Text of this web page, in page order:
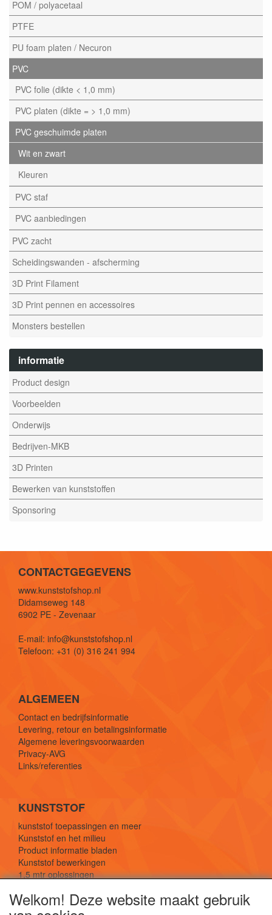
POM / polyacetaal
PTFE
PU foam platen / Necuron
PVC
PVC folie (dikte < 1,0 mm)
PVC platen (dikte = > 1,0 mm)
PVC geschuimde platen
Wit en zwart
Kleuren
PVC staf
PVC aanbiedingen
PVC zacht
Scheidingswanden - afscherming
3D Print Filament
3D Print pennen en accessoires
Monsters bestellen
informatie
Product design
Voorbeelden
Onderwijs
Bedrijven-MKB
3D Printen
Bewerken van kunststoffen
Sponsoring
CONTACTGEGEVENS
www.kunststofshop.nl
Didamseweg 148
6902 PE - Zevenaar
E-mail: info@kunststofshop.nl
Telefoon: +31 (0) 316 241 994
ALGEMEEN
Contact en bedrijfsinformatie
Levering, retour en betalingsinformatie
Algemene leveringsvoorwaarden
Privacy-AVG
Links/referenties
KUNSTSTOF
kunststof toepassingen en meer
Kunststof en het milieu
Product informatie bladen
Kunststof bewerkingen
1,5 mtr oplossingen
Welkom! Deze website maakt gebruik